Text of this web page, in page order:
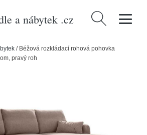
a nábytek .cz Vyhledávání
/ Béžová rozkládací rohová pohovka
pravý roh